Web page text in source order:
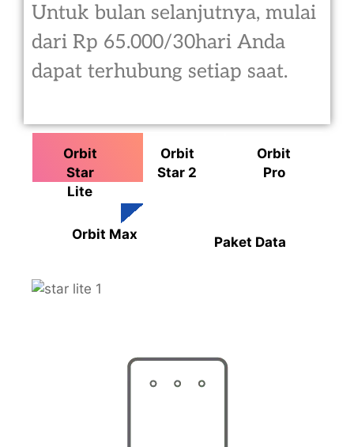
Untuk bulan selanjutnya, mulai
dari Rp 65.000/30hari Anda
dapat terhubung setiap saat.
Orbit
Star
Lite
Orbit
Star 2
Orbit
Pro
Orbit Max Paket Data